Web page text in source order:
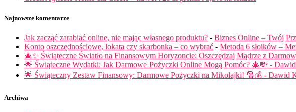
Najnowsze komentarze
Jak zacząć zarabiać online, nie mając własnego produktu? - Biznes Online – Twój
Konto oszczędnościowe, lokata czy skarbonka – co wybrać - Metoda 6 słoików –
🎄✨ Świąteczne Światło na Finansowym Horyzoncie: Oszczędzaj Mądrze z
🌟 Świąteczne Wydatki: Jak Darmowe Pożyczki Online Mogą Pomóc? 🎄💸 -
🌟 Świąteczny Zestaw Finansowy: Darmowe Pożyczki na Mikołajki! 🎅💰 - Dawid
Archiwa